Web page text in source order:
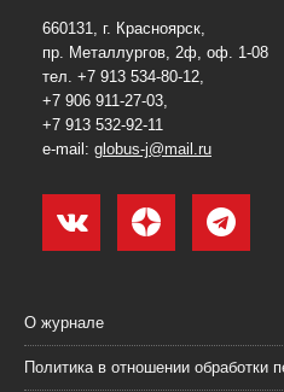
660131, г. Красноярск,
пр. Металлургов, 2ф, оф. 1-08
тел. +7 913 534-80-12,
+7 906 911-27-03,
+7 913 532-92-11
e-mail: globus-j@mail.ru
О журнале
Политика в отношении обработки